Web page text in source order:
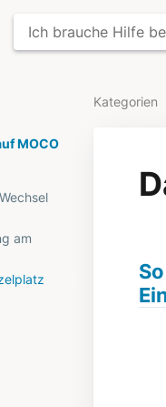
MOCO
am
Kategorien